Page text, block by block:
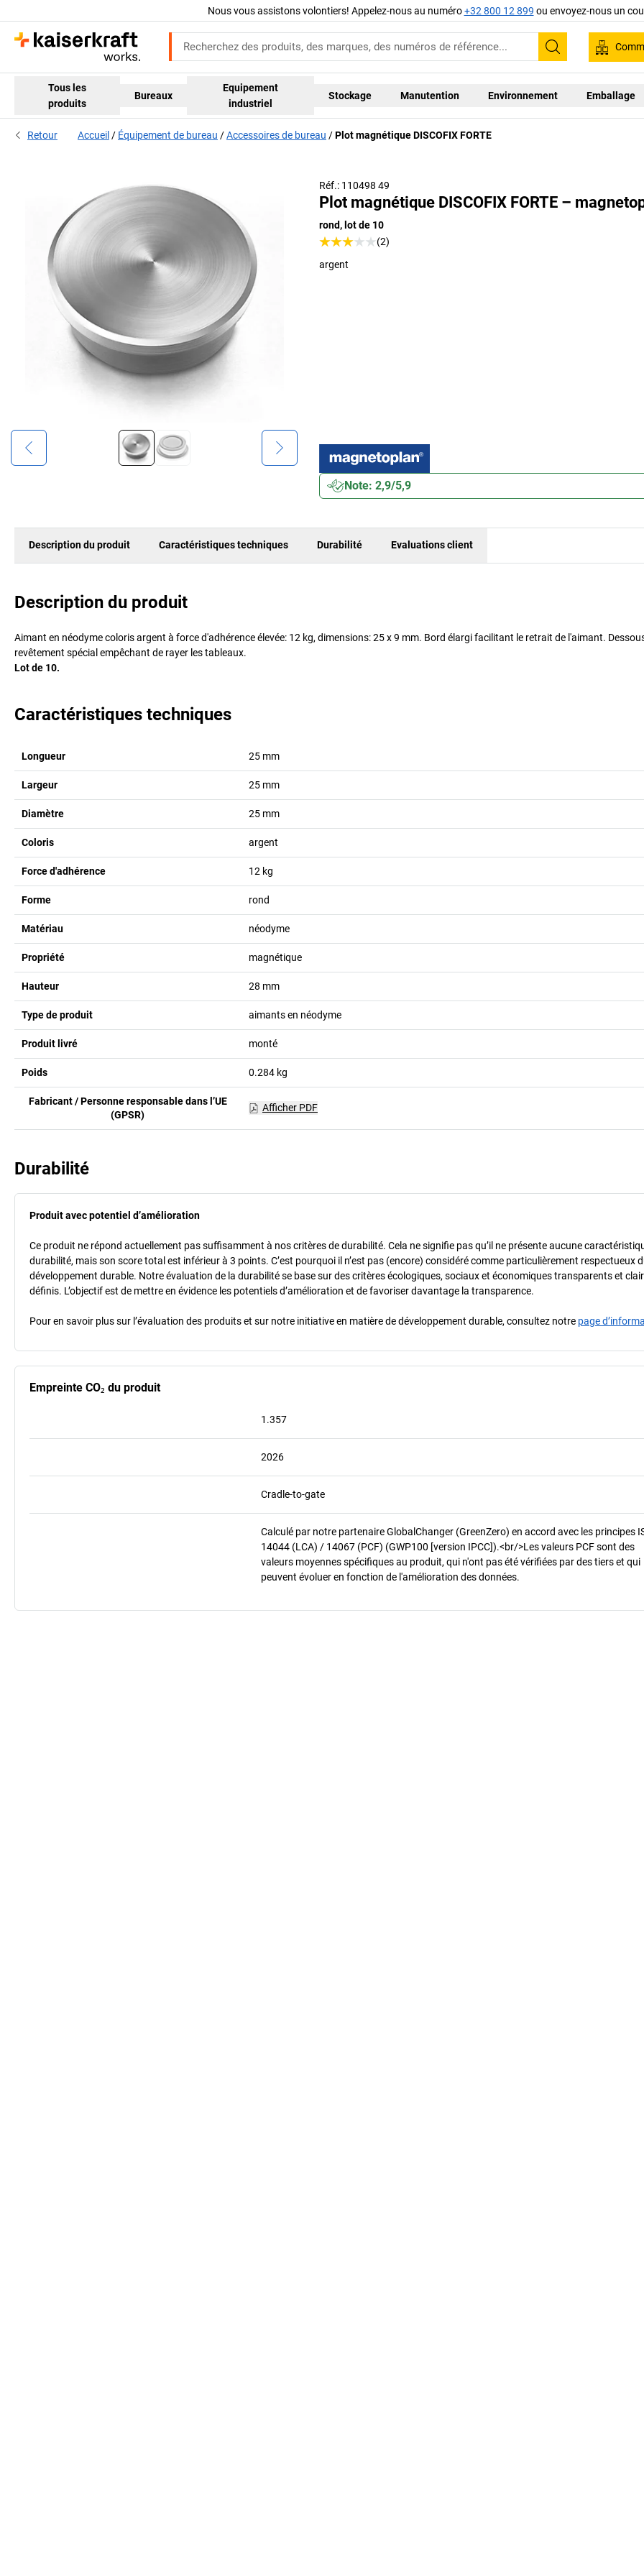
Nous vous assistons volontiers! Appelez-nous au numéro+32 800 12 899 ou envoyez-nous un
Recherche
Tous les
produits
Bureaux
Equipement
industriel
Stockage Manutention Environnement Emballage
Retour Accueil Équipement de bureau Accessoires de bureau Plot magnétique DISCOFIX FORTE
Réf.: 110498 49
Plot magnétique DISCOFIX FORTE –
rond, lot de 10
(2)
argent
Note: 2,9/5,9
Description du produit Caractéristiques techniques Durabilité Evaluations client
Description du produit
Aimant en néodyme coloris argent à force d'adhérence élevée: 12 kg, dimensions: 25 x 9 mm. Bord élargi facilitant le retrait de l'aimant.
revêtement spécial empêchant de rayer les tableaux.
Lot de 10.
Caractéristiques techniques
Longueur 25 mm
Largeur 25 mm
Diamètre 25 mm
Coloris argent
Force d'adhérence 12 kg
Forme rond
Matériau néodyme
Propriété magnétique
Hauteur 28 mm
Type de produit aimants en néodyme
Produit livré monté
Poids 0.284 kg
Fabricant / Personne responsable dans l’UE
(GPSR)
Afficher PDF
Durabilité
Produit avec potentiel d’amélioration
Ce produit ne répond actuellement pas suffisamment à nos critères de durabilité. Cela ne signifie pas qu’il ne présente aucune
durabilité, mais son score total est inférieur à 3 points. C’est pourquoi il n’est pas (encore) considéré comme particulièrement respectueux
développement durable. Notre évaluation de la durabilité se base sur des critères écologiques, sociaux et économiques transparents et
définis. L’objectif est de mettre en évidence les potentiels d’amélioration et de favoriser davantage la transparence.
Pour en savoir plus sur l’évaluation des produits et sur notre initiative en matière de développement durable, consultez notre page
Empreinte CO₂ du produit
1.357
2026
Cradle-to-gate
Calculé par notre partenaire GlobalChanger (GreenZero) en accord avec les principes
14044 (LCA) / 14067 (PCF) (GWP100 [version IPCC]).<br/>Les valeurs PCF sont des
valeurs moyennes spécifiques au produit, qui n'ont pas été vérifiées par des tiers et qui
peuvent évoluer en fonction de l'amélioration des données.